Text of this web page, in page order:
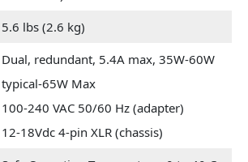
5.6 lbs (2.6 kg)
Dual, redundant, 5.4A max, 35W-60W
typical-65W Max
100-240 VAC 50/60 Hz (adapter)
12-18Vdc 4-pin XLR (chassis)